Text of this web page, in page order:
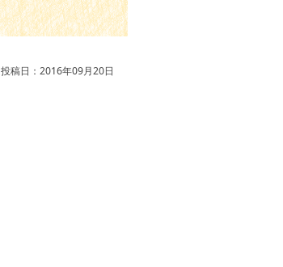
投稿日：2016年09月20日